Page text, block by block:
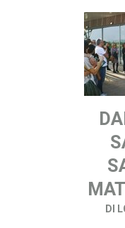
DI